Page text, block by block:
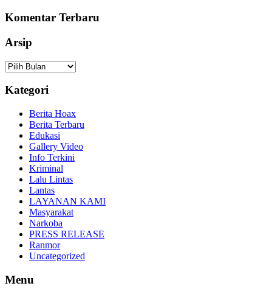
Komentar Terbaru
Arsip
Arsip
Kategori
Berita Hoax
Berita Terbaru
Edukasi
Gallery Video
Info Terkini
Kriminal
Lalu Lintas
Lantas
LAYANAN KAMI
Masyarakat
Narkoba
PRESS RELEASE
Ranmor
Uncategorized
Menu